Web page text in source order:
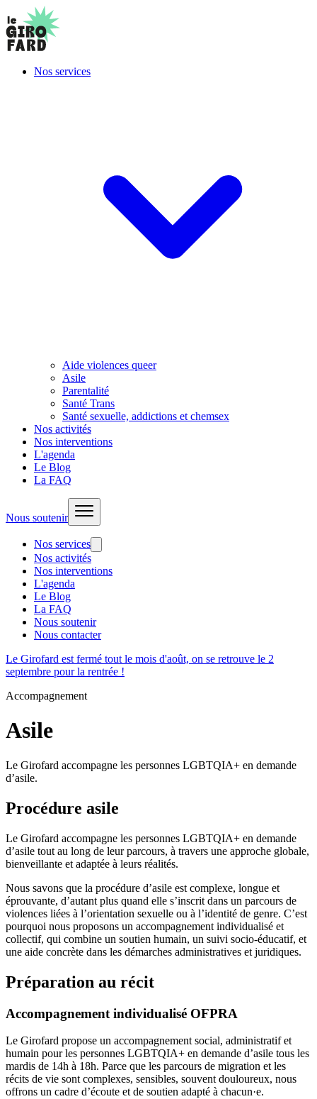
Nos services
Aide violences queer
Asile
Parentalité
Santé Trans
Santé sexuelle, addictions et chemsex
Nos activités
Nos interventions
L'agenda
Le Blog
La FAQ
Nous soutenir
Nos services
Nos activités
Nos interventions
L'agenda
Le Blog
La FAQ
Nous soutenir
Nous contacter
Le Girofard est fermé tout le mois d'août, on se retrouve le 2
septembre pour la rentrée !
Accompagnement
Asile
Le Girofard accompagne les personnes LGBTQIA+ en demande
d’asile.
Procédure asile
Le Girofard accompagne les personnes LGBTQIA+ en demande
d’asile tout au long de leur parcours, à travers une approche globale,
bienveillante et adaptée à leurs réalités.
Nous savons que la procédure d’asile est complexe, longue et
éprouvante, d’autant plus quand elle s’inscrit dans un parcours de
violences liées à l’orientation sexuelle ou à l’identité de genre. C’est
pourquoi nous proposons un accompagnement individualisé et
collectif, qui combine un soutien humain, un suivi socio-éducatif, et
une aide concrète dans les démarches administratives et juridiques.
Préparation au récit
Accompagnement individualisé OFPRA
Le Girofard propose un accompagnement social, administratif et
humain pour les personnes LGBTQIA+ en demande d’asile tous les
mardis de 14h à 18h. Parce que les parcours de migration et les
récits de vie sont complexes, sensibles, souvent douloureux, nous
offrons un cadre d’écoute et de soutien adapté à chacun·e.